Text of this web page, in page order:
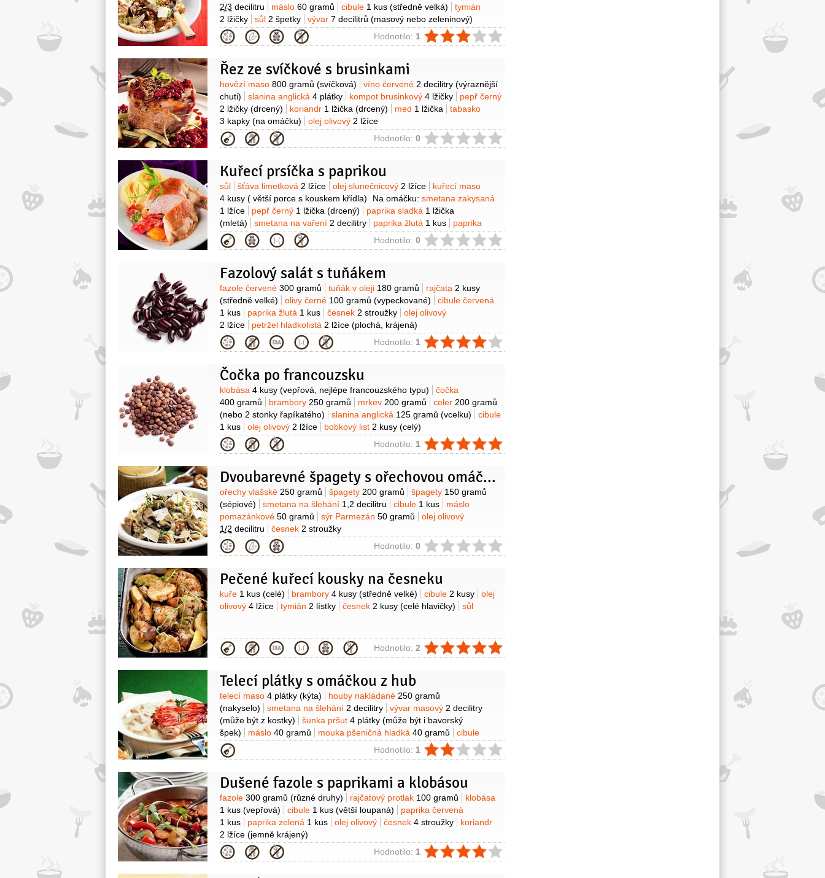
2/3 decilitru máslo 60 gramů cibule 1 kus (středně velká)
tymián
2 lžičky
sůl 2 špetky vývar 7 decilitrů (masový nebo zeleninový)
Kategorie Hodnotilo: 1
Řez ze svíčkové s brusinkami
Suroviny
hovězí maso 800 gramů (svíčková) víno červené 2 decilitry (výraznější
chuti)
slanina anglická 4 plátky kompot brusinkový 4 lžičky
pepř černý
2 lžičky (drcený) koriandr 1 lžička (drcený) med 1 lžička
tabasko
3 kapky (na omáčku) olej olivový 2 lžíce
Kategorie Hodnotilo: 0
Kuřecí prsíčka s paprikou
Suroviny
sůl šťáva limetková 2 lžíce olej slunečnicový 2 lžíce
kuřecí maso
4 kusy ( větší porce s kouskem křídla) Na omáčku: smetana zakysaná
1 lžíce
pepř černý 1 lžička (drcený) paprika sladká 1 lžička
(mletá)
smetana na vaření 2 decilitry paprika žlutá 1 kus
paprika
červená1 kus cibule1 kus olej olivový2 lžíce
máslo pomazánkové
1 lžíce
Kategorie Hodnotilo: 0
Fazolový salát s tuňákem
Suroviny
fazole červené 300 gramů tuňák v oleji 180 gramů rajčata 2 kusy
(středně velké)
olivy černé 100 gramů (vypeckované)
cibule červená
1 kus
paprika žlutá 1 kus česnek 2 stroužky
olej olivový
2 lžíce
petržel hladkolistá 2 lžíce (plochá, krájená)
Kategorie Hodnotilo: 1
Čočka po francouzsku
Suroviny
klobása 4 kusy (vepřová, nejlépe francouzského typu)
čočka
400 gramů
brambory 250 gramů mrkev 200 gramů celer 200 gramů
(nebo 2 stonky řapíkatého)
slanina anglická 125 gramů (vcelku)
cibule
1 kus
olej olivový 2 lžíce bobkový list 2 kusy (celý)
Kategorie Hodnotilo: 1
Dvoubarevné špagety s ořechovou omáčkou
Suroviny
ořechy vlašské 250 gramů špagety 200 gramů špagety 150 gramů
(sépiové)
smetana na šlehání 1,2 decilitru cibule 1 kus
máslo
pomazánkové 50 gramů sýr Parmezán 50 gramů
olej olivový
1/2 decilitru česnek 2 stroužky
Kategorie Hodnotilo: 0
Pečené kuřecí kousky na česneku
Suroviny
kuře 1 kus (celé) brambory 4 kusy (středně velké) cibule 2 kusy
olej
olivový 4 lžíce tymián 2 lístky česnek 2 kusy (celé hlavičky) sůl
Kategorie Hodnotilo: 2
Telecí plátky s omáčkou z hub
Suroviny
telecí maso 4 plátky (kýta) houby nakládané 250 gramů
(nakyselo)
smetana na šlehání 2 decilitry vývar masový 2 decilitry
(může být z kostky)
šunka pršut 4 plátky (může být i bavorský
špek)
máslo 40 gramů mouka pšeničná hladká 40 gramů
cibule
1 kus
Kategorie Hodnotilo: 1
Dušené fazole s paprikami a klobásou
Suroviny
fazole 300 gramů (různé druhy) rajčatový protlak 100 gramů
klobása
1 kus (vepřová) cibule 1 kus (větší loupaná)
paprika červená
1 kus
paprika zelená 1 kus olej olivový česnek 4 stroužky
koriandr
2 lžíce (jemně krájený)
Kategorie Hodnotilo: 1